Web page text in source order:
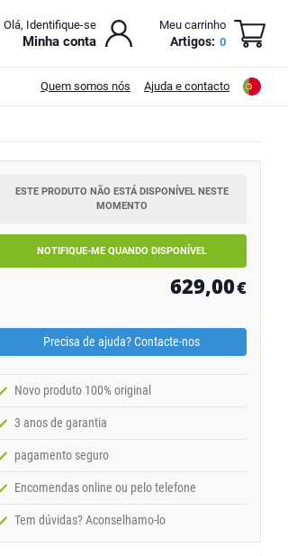
Olá, Identifique-se
Minha conta
Meu carrinho
Artigos: 0
Quem somos nós Ajuda e contacto
ESTE PRODUTO NÃO ESTÁ DISPONÍVEL NESTE
MOMENTO
NOTIFIQUE-ME QUANDO DISPONÍVEL
629,00€
Precisa de ajuda? Contacte-nos
Novo produto 100% original
3 anos de garantia
pagamento seguro
Encomendas online ou pelo telefone
Tem dúvidas? Aconselhamo-lo